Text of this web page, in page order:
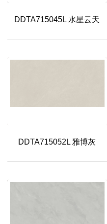
DDTA715045L 水星云天
DDTA715052L 雅博灰